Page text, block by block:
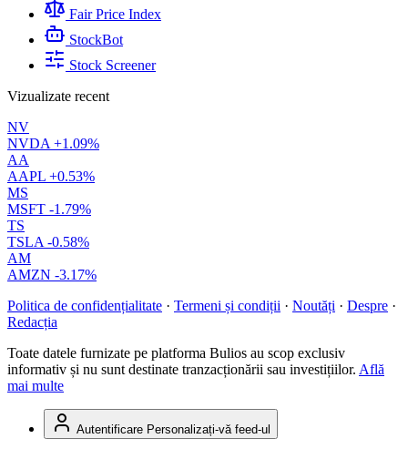
Fair Price Index
StockBot
Stock Screener
Vizualizate recent
NV
NVDA +1.09%
AA
AAPL +0.53%
MS
MSFT -1.79%
TS
TSLA -0.58%
AM
AMZN -3.17%
Politica de confidențialitate · Termeni și condiții · Noutăți · Despre ·
Redacția
Toate datele furnizate pe platforma Bulios au scop exclusiv
informativ și nu sunt destinate tranzacționării sau investițiilor. Află
mai multe
Autentificare Personalizați-vă feed-ul